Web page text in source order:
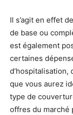
Il s’agit en effet
de base ou
est également
certaines
d’hospitalisation,
que vous aurez
type de
offres du marché